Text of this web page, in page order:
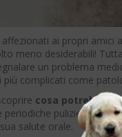
ai propri
meno desiderabili!
un problema
complicati come
cosa potrebbe
periodiche pulizie
salute orale.